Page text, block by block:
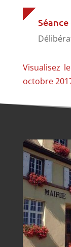
Visualisez
octobre